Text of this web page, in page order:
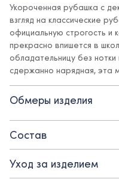
Укороченная рубашка с
взгляд на классические
официальную строгость и
прекрасно впишется в
обладательницу без нотки
сдержанно нарядная, эта
практичной и приятной на
сочетается с юбками,
прекрасно вписывается в
мероприятий, посещения
- короткий рукав с
Обмеры изделия
Состав
Уход за изделием